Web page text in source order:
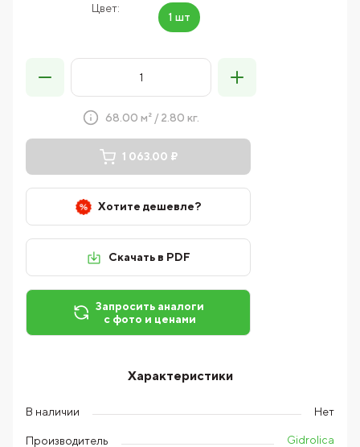
Цвет:
1 шт
68.00 м² / 2.80 кг.
1 063.00 ₽
Хотите дешевле?
Скачать в PDF
Запросить аналоги
с фото и ценами
Характеристики
В наличии Нет
Производитель Gidrolica